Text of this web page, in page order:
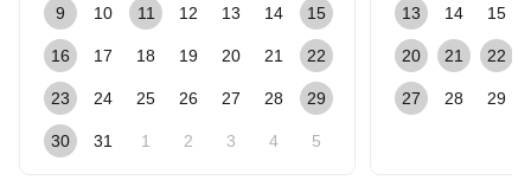
9 10 11 12 13 14 15
16 17 18 19 20 21 22
23 24 25 26 27 28 29
30 31 1 2 3 4 5
13 14 15
20 21 22
27 28 29